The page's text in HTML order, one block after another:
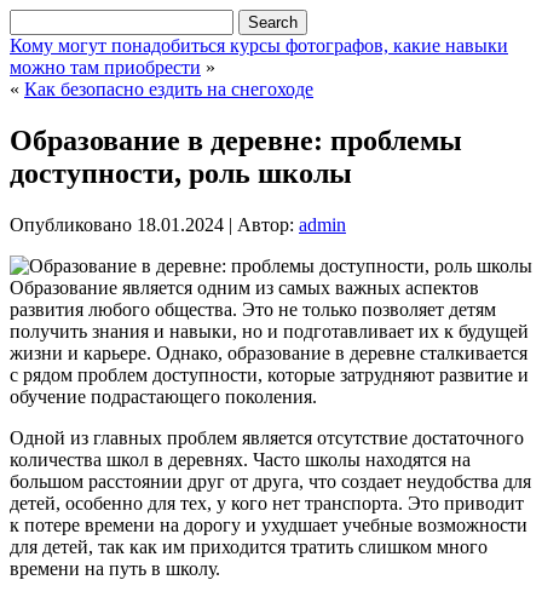
Кому могут понадобиться курсы фотографов, какие навыки
можно там приобрести »
« Как безопасно ездить на снегоходе
Образование в деревне: проблемы
доступности, роль школы
Опубликовано 18.01.2024 | Автор: admin
Образование является одним из самых важных аспектов
развития любого общества. Это не только позволяет детям
получить знания и навыки, но и подготавливает их к будущей
жизни и карьере. Однако, образование в деревне сталкивается
с рядом проблем доступности, которые затрудняют развитие и
обучение подрастающего поколения.
Одной из главных проблем является отсутствие достаточного
количества школ в деревнях. Часто школы находятся на
большом расстоянии друг от друга, что создает неудобства для
детей, особенно для тех, у кого нет транспорта. Это приводит
к потере времени на дорогу и ухудшает учебные возможности
для детей, так как им приходится тратить слишком много
времени на путь в школу.